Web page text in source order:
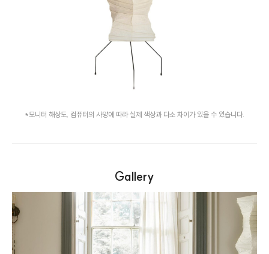
*모니터 해상도, 컴퓨터의 사양에 따라 실제 색상과 다소 차이가 있을 수 있습니다.
Gallery